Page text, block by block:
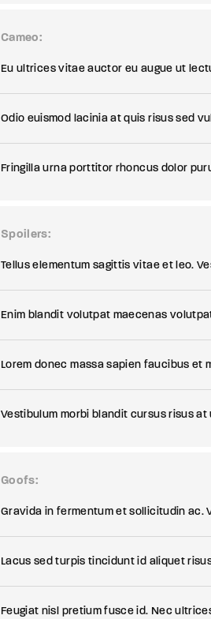
Cameo
Eu ultrices vitae auctor eu augue ut
Odio euismod lacinia at quis risus sed
Fringilla urna porttitor rhoncus dolor
Spoilers
Tellus elementum sagittis vitae et leo.
Enim blandit volutpat maecenas
Lorem donec massa sapien faucibus et
Vestibulum morbi blandit cursus risus at
Goofs
Gravida in fermentum et sollicitudin ac.
Lacus sed turpis tincidunt id aliquet
Feugiat nisl pretium fusce id. Nec